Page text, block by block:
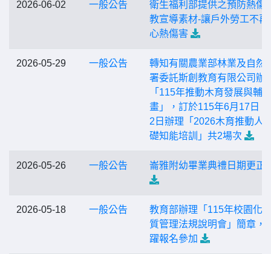
2026-06-02 一般公告
衛生福利部提供之預防熱傷
教宣導素材-讓戶外勞工不再
心熱傷害
2026-05-29 一般公告
轉知有關農業部林業及自然
署委託斯創教育有限公司辦
「115年推動木育發展與輔
畫」，訂於115年6月17日
2日辦理「2026木育推動人
礎知能培訓」共2場次
2026-05-26 一般公告 崙雅附幼畢業典禮日期更正
2026-05-18 一般公告
教育部辦理「115年校園化
質管理法規說明會」簡章，
躍報名參加